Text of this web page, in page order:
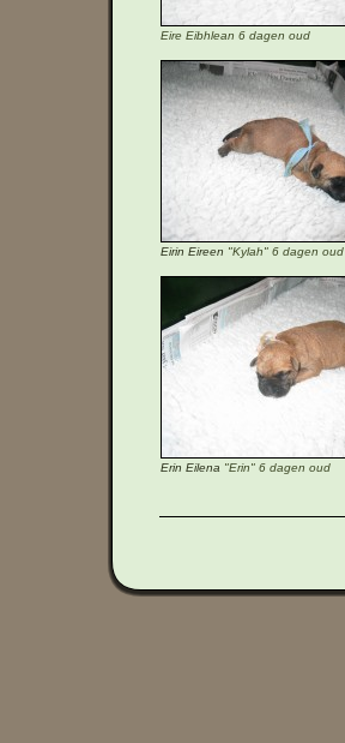
Eire Eibhlean 6 dagen oud
Eirin Eireen "Kylah" 6 dagen oud
Erin Eilena "Erin" 6 dagen oud